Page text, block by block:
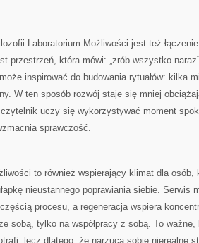
Laboratorium Możliwości jest też
przestrzeń, która mówi: „zrób wszystko
inspirować do budowania rytuałów: kilka
W ten sposób rozwój staje się mniej
uczy się wykorzystywać moment
sprawczość.
to również wspierający klimat dla osób,
nieustannego poprawiania siebie. Serwis
procesu, a regeneracja wspiera
sobą, tylko na współpracy z sobą. To
lecz dlatego, że narzuca sobie nierealne